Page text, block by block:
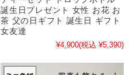
誕生日プレゼント 女性 お花 お
茶 父の日ギフト 誕生日 ギフト
女友達
¥4,900(税込 ¥5,390)